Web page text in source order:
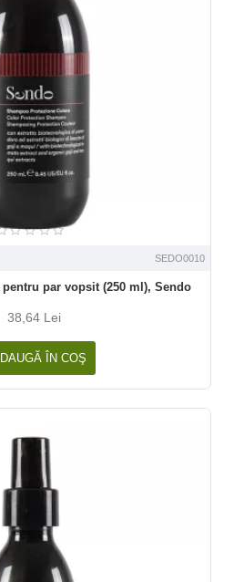
SEDO0010
par vopsit (250 ml), Sendo
38,64 Lei
ÎN COŞ